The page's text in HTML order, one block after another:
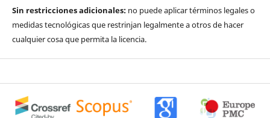
Sin restricciones adicionales:no puede aplicar términos legales o
medidas tecnológicas que restrinjan legalmente a otros de hacer
cualquier cosa que permita la licencia.